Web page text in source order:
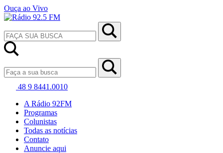
Ouça ao Vivo
48 9 8441.0010
A Rádio 92FM
Programas
Colunistas
Todas as notícias
Contato
Anuncie aqui